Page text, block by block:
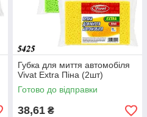
Губка для миття автомобіля
Vivat Extra Піна (2шт)
Готово до відправки
38,61 ₴